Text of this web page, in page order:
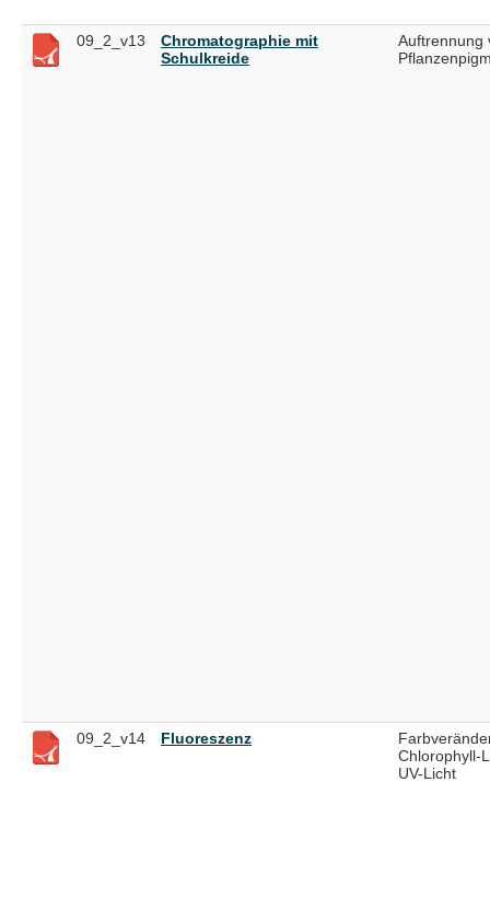
09_2_v13
Chromatographie mit
Schulkreide
Auftrennung
09_2_v14 Fluoreszenz
Chlorophyll-
UV-Licht